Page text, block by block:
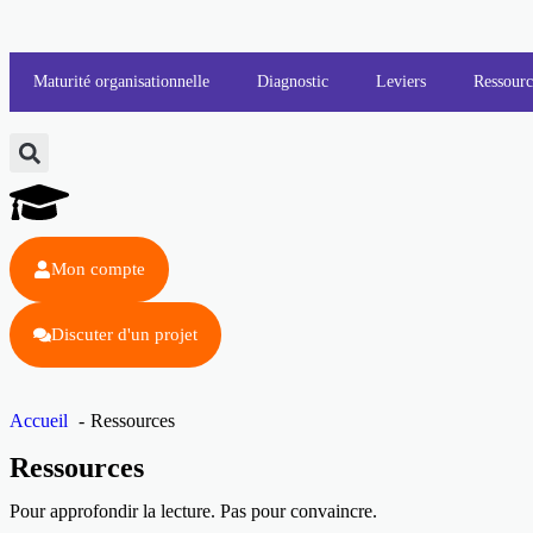
Maturité organisationnelle Diagnostic Leviers
Mon compte
Discuter d'un projet
Accueil Ressources
Ressources
Pour approfondir la lecture. Pas pour convaincre.